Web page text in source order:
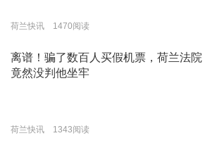
荷兰快讯 1470阅读
离谱！骗了数百人买假机票，荷兰法院
竟然没判他坐牢
荷兰快讯 1343阅读